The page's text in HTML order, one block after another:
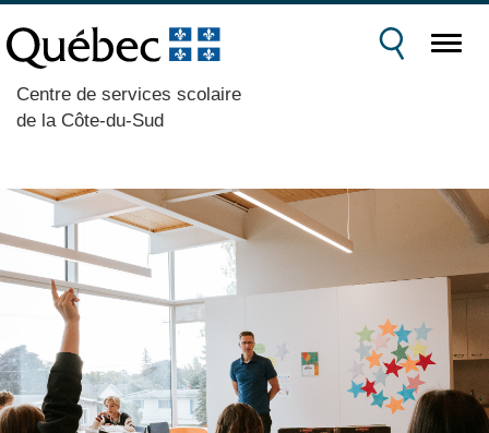
Centre de services scolaire
de la Côte-du-Sud